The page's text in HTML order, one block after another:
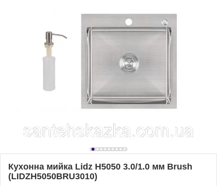
Кухонна мийка Lidz H5050 3.0/1.0 мм Brush
(LIDZH5050BRU3010)